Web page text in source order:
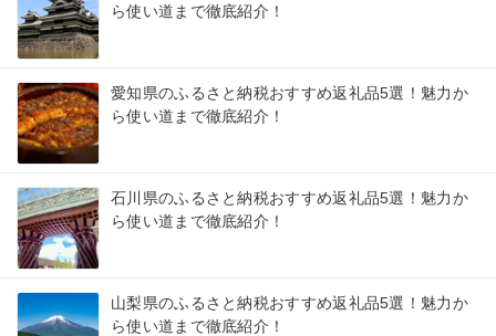
ら使い道まで徹底紹介！
愛知県のふるさと納税おすすめ返礼品5選！魅力か
ら使い道まで徹底紹介！
石川県のふるさと納税おすすめ返礼品5選！魅力か
ら使い道まで徹底紹介！
山梨県のふるさと納税おすすめ返礼品5選！魅力か
ら使い道まで徹底紹介！